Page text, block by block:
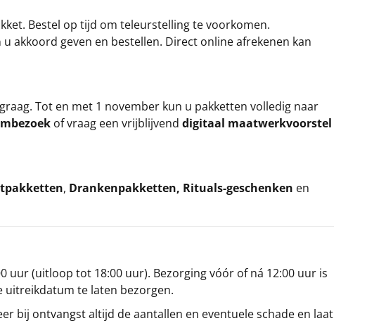
Bestel op tijd om teleurstelling te voorkomen.
akkoord geven en bestellen. Direct online afrekenen kan
Tot en met 1 november kun u pakketten volledig naar
of vraag een vrijblijvend digitaal maatwerkvoorstel
, Drankenpakketten, Rituals-geschenken en
uur (uitloop tot 18:00 uur). Bezorging vóór of ná 12:00 uur is
uitreikdatum te laten bezorgen.
bij ontvangst altijd de aantallen en eventuele schade en laat